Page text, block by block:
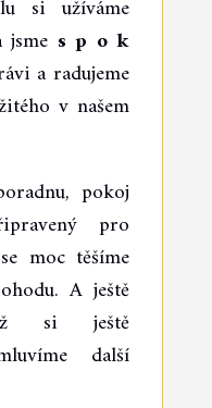
si užíváme
s p o k
a radujeme
v našem
pokoj
pro
moc těšíme
A ještě
si ještě
další